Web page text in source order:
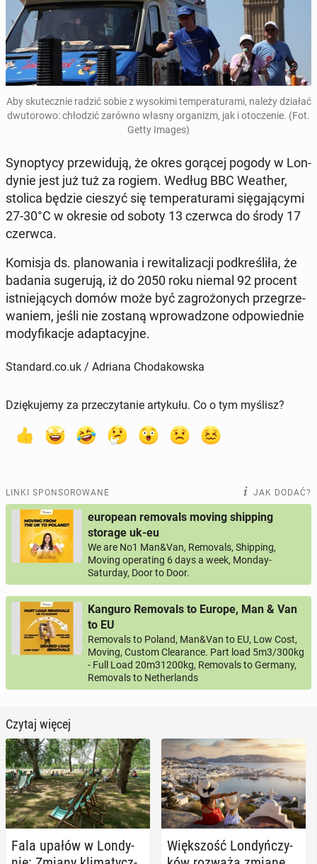
Aby sku­tecz­nie radzić sobie z wy­so­ki­mi tem­pe­ra­tu­ra­mi, należy działać
dwu­to­ro­wo: chło­dzić zarówno własny or­ga­nizm, jak i oto­cze­nie. (Fot.
Getty Images)
Syn­op­ty­cy prze­wi­du­ją, że okres gorącej pogody w Lon­
dy­nie jest już tuż za rogiem. Według BBC Weather,
stolica będzie cieszyć się tem­pe­ra­tu­ra­mi się­ga­ją­cy­mi
27-30°C w okresie od soboty 13 czerwca do środy 17
czerwca.
Komisja ds. pla­no­wa­nia i re­wi­ta­li­za­cji pod­kre­śli­ła, że
badania su­ge­ru­ją, iż do 2050 roku niemal 92 procent
ist­nie­ją­cych domów może być za­gro­żo­nych prze­grze­
wa­niem, jeśli nie zostaną wpro­wa­dzo­ne od­po­wied­nie
mo­dy­fi­ka­cje ad­ap­ta­cyj­ne.
Standard.co.uk / Adriana Chodakowska
Dziękujemy za przeczytanie artykułu. Co o tym myślisz?
LINKI SPONSOROWANE JAK DODAĆ?
european removals moving shipping
storage uk-eu
We are No1 Man&Van, Removals, Shipping,
Moving operating 6 days a week, Monday-
Saturday, Door to Door.
Kanguro Removals to Europe, Man & Van
to EU
Removals to Poland, Man&Van to EU, Low Cost,
Moving, Custom Clearance. Part load 5m3/300kg
- Full Load 20m31200kg, Removals to Germany,
Removals to Netherlands
Czytaj więcej
Fala upałów w Lon­dy­
Więk­szość Lon­dyń­czy­